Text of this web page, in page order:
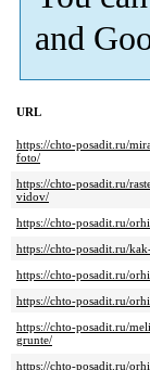
and
URL
https://chto-posadit.ru/
foto/
https://chto-posadit.ru/
vidov/
https://chto-posadit.ru/
https://chto-posadit.ru/
https://chto-posadit.ru/
https://chto-posadit.ru/
https://chto-posadit.ru/
grunte/
https://chto-posadit.ru/